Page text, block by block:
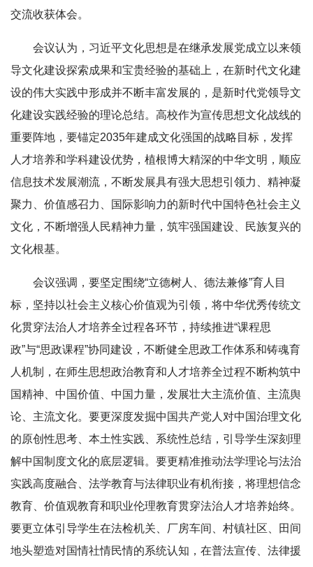
交流收获体会。
会议认为，习近平文化思想是在继承发展党成立以来领
导文化建设探索成果和宝贵经验的基础上，在新时代文化建
设的伟大实践中形成并不断丰富发展的，是新时代党领导文
化建设实践经验的理论总结。高校作为宣传思想文化战线的
重要阵地，要锚定2035年建成文化强国的战略目标，发挥
人才培养和学科建设优势，植根博大精深的中华文明，顺应
信息技术发展潮流，不断发展具有强大思想引领力、精神凝
聚力、价值感召力、国际影响力的新时代中国特色社会主义
文化，不断增强人民精神力量，筑牢强国建设、民族复兴的
文化根基。
会议强调，要坚定围绕“立德树人、德法兼修”育人目
标，坚持以社会主义核心价值观为引领，将中华优秀传统文
化贯穿法治人才培养全过程各环节，持续推进“课程思
政”与“思政课程”协同建设，不断健全思政工作体系和铸魂育
人机制，在师生思想政治教育和人才培养全过程不断构筑中
国精神、中国价值、中国力量，发展壮大主流价值、主流舆
论、主流文化。要更深度发掘中国共产党人对中国治理文化
的原创性思考、本土性实践、系统性总结，引导学生深刻理
解中国制度文化的底层逻辑。要更精准推动法学理论与法治
实践高度融合、法学教育与法律职业有机衔接，将理想信念
教育、价值观教育和职业伦理教育贯穿法治人才培养始终。
要更立体引导学生在法检机关、厂房车间、村镇社区、田间
地头塑造对国情社情民情的系统认知，在普法宣传、法律援